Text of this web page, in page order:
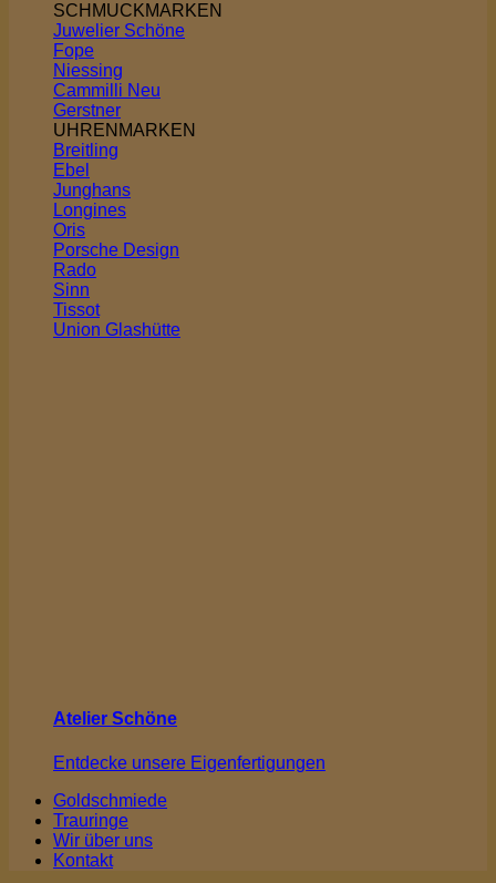
SCHMUCKMARKEN
Juwelier Schöne
Fope
Niessing
Cammilli
Gerstner
UHRENMARKEN
Breitling
Ebel
Junghans
Longines
Oris
Porsche Design
Rado
Sinn
Tissot
Union Glashütte
Atelier Schöne
Entdecke unsere Eigenfertigungen
Goldschmiede
Trauringe
Wir über uns
Kontakt